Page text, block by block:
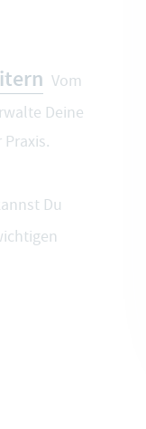
Vom
Deine
Du